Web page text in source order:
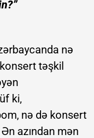
nə
təşkil
ki,
nə də konsert
azından mən